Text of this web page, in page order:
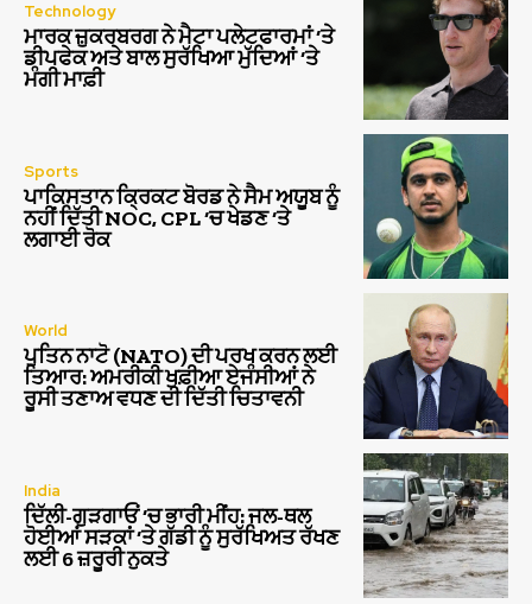
Technology
ਮਾਰਕ ਜ਼ੁਕਰਬਰਗ ਨੇ ਮੈਟਾ ਪਲੇਟਫਾਰਮਾਂ ‘ਤੇ
ਡੀਪਫੇਕ ਅਤੇ ਬਾਲ ਸੁਰੱਖਿਆ ਮੁੱਦਿਆਂ ‘ਤੇ
ਮੰਗੀ ਮਾਫ਼ੀ
Sports
ਪਾਕਿਸਤਾਨ ਕ੍ਰਿਕਟ ਬੋਰਡ ਨੇ ਸੈਮ ਅਯੂਬ ਨੂੰ
ਨਹੀਂ ਦਿੱਤੀ NOC, CPL ‘ਚ ਖੇਡਣ ‘ਤੇ
ਲਗਾਈ ਰੋਕ
World
ਪੁਤਿਨ ਨਾਟੋ (NATO) ਦੀ ਪਰਖ ਕਰਨ ਲਈ
ਤਿਆਰ: ਅਮਰੀਕੀ ਖੁਫ਼ੀਆ ਏਜੰਸੀਆਂ ਨੇ
ਰੂਸੀ ਤਣਾਅ ਵਧਣ ਦੀ ਦਿੱਤੀ ਚਿਤਾਵਨੀ
India
ਦਿੱਲੀ-ਗੁੜਗਾਓਂ ‘ਚ ਭਾਰੀ ਮੀਂਹ: ਜਲ-ਥਲ
ਹੋਈਆਂ ਸੜਕਾਂ ‘ਤੇ ਗੱਡੀ ਨੂੰ ਸੁਰੱਖਿਅਤ ਰੱਖਣ
ਲਈ 6 ਜ਼ਰੂਰੀ ਨੁਕਤੇ